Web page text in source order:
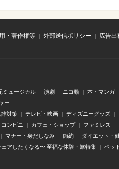
・著作権等 外部送信ポリシー
広告
ミュージカル 演劇 ニコ動 本・マンガ
ー
雑対策 テレビ・映画 ディズニーグッズ
コンビニ カフェ・ショップ ファミレス
マナー・身だしなみ 節約 ダイエット・
ェアしたくなる〜 至福な体験・旅特集 ペッ